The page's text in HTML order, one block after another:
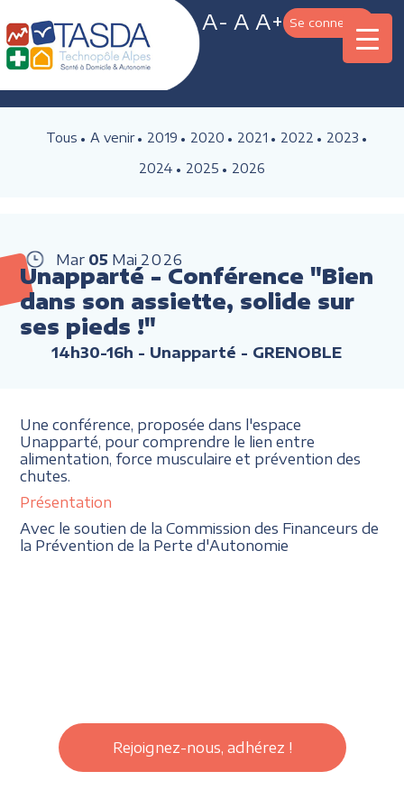
A- A A+ Se connecter
Tous A venir 2019 2020 2021 2022
2023
2024
2025 2026
Mar 05 Mai 2026
Unapparté - Conférence "Bien
dans son assiette, solide sur
ses pieds !"
14h30-16h - Unapparté - GRENOBLE
Une conférence, proposée dans l'espace
Unapparté, pour comprendre le lien entre
alimentation, force musculaire et prévention des
chutes.
Présentation
Avec le soutien de la Commission des Financeurs de
la Prévention de la Perte d'Autonomie
Rejoignez-nous, adhérez !